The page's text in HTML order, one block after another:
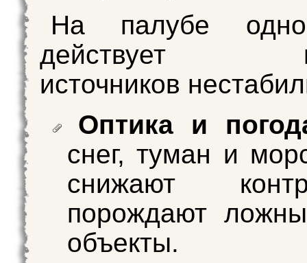
На палубе
действует
источников
Оптика и
снег, туман и
снижают
порождают
объекты.